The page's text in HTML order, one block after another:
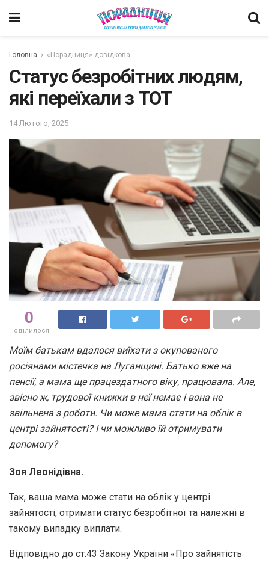
Головна «Порадниця» довідкова
Статус безробітних людям,
які переїхали з ТОТ
14 Лютого, 2025
0
Поділилося
Моїм батькам вдалося виїхати з окупованого
росіянами містечка на Луганщині. Батько вже на
пенсії, а мама ще працездатного віку, працювала. Але,
звісно ж, трудової книжки в неї немає і вона не
звільнена з роботи. Чи може мама стати на облік в
центрі зайнятості? І чи можливо їй отримувати
допомогу?
Зоя Леонідівна.
Так, ваша мама може стати на облік у центрі
зайнятості, отримати статус безробітної та належні в
такому випадку виплати.
Відповідно до ст.43 Закону України «Про зайнятість